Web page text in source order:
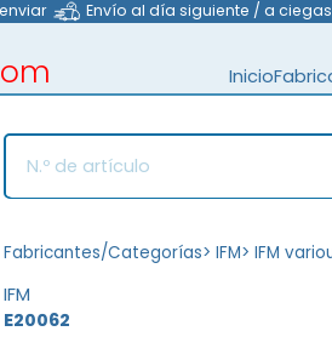
Envío al día siguiente / a ciegas
Inicio
Fabricantes/Categorías> IFM> IFM
IFM
E20062